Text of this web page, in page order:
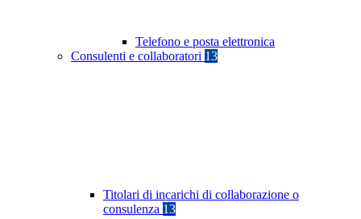
Telefono e posta elettronica
Consulenti e collaboratori 13
Titolari di incarichi di collaborazione o
consulenza 13